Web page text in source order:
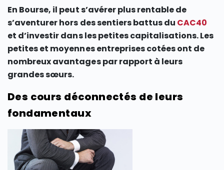
En Bourse, il peut s’avérer plus rentable de
s’aventurer hors des sentiers battus du CAC40
et d’investir dans les petites capitalisations. Les
petites et moyennes entreprises cotées ont de
nombreux avantages par rapport à leurs
grandes sœurs.
Des cours déconnectés de leurs
fondamentaux